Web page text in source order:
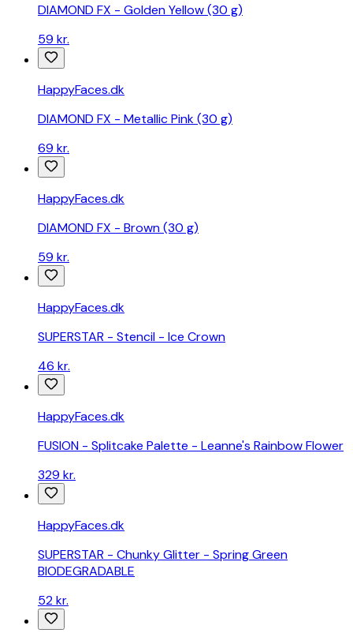
Sportsartikler
Billigste
babyudstyr
samlet
ét
sted
spar
penge
i
dag!
skønheds-
hudplejeprodukter
samlet
sted.
Billig
tremmeseng
-
sammenlign
priser
fra
webshops
babyalarm-
sammenlign
fra
webshops
Billig
babynest
-
sammenlign
DIAMOND FX - Golden Yellow (30 g)
59 kr.
HappyFaces.dk
DIAMOND FX - Metallic Pink (30 g)
69 kr.
HappyFaces.dk
DIAMOND FX - Brown (30 g)
59 kr.
HappyFaces.dk
SUPERSTAR - Stencil - Ice Crown
46 kr.
HappyFaces.dk
FUSION - Splitcake Palette - Leanne's Rainbow Flower
329 kr.
HappyFaces.dk
SUPERSTAR - Chunky Glitter - Spring Green
BIODEGRADABLE
52 kr.